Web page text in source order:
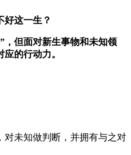
好这一生？
，但面对新生事物和未知领
应的行动力。
对未知做判断，并拥有与之对